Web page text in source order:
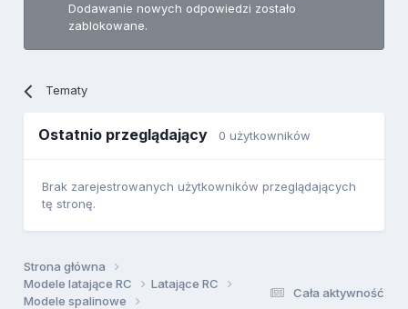
Dodawanie nowych odpowiedzi zostało
zablokowane.
Tematy
Ostatnio przeglądający 0 użytkowników
Brak zarejestrowanych użytkowników przeglądających
tę stronę.
Cała aktywność
Strona główna
Modele latające RC
Latające RC
Modele spalinowe